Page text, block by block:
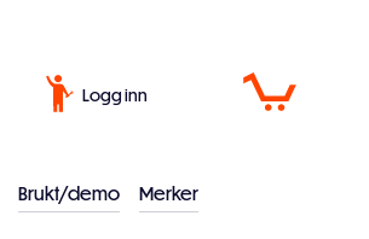
Logg inn
Brukt/demo Merker